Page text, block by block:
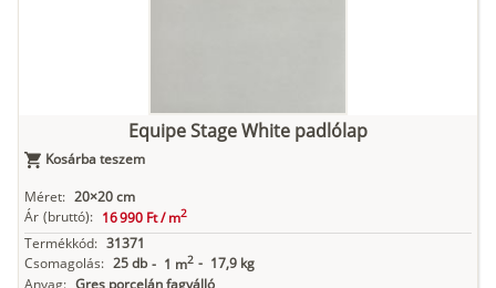
Equipe Stage White padlólap
Kosárba teszem
Méret: 20×20 cm
Ár (bruttó): 16 990 Ft /m2
Termékkód: 31371
Csomagolás: 25 db - 1 m2 - 17,9 kg